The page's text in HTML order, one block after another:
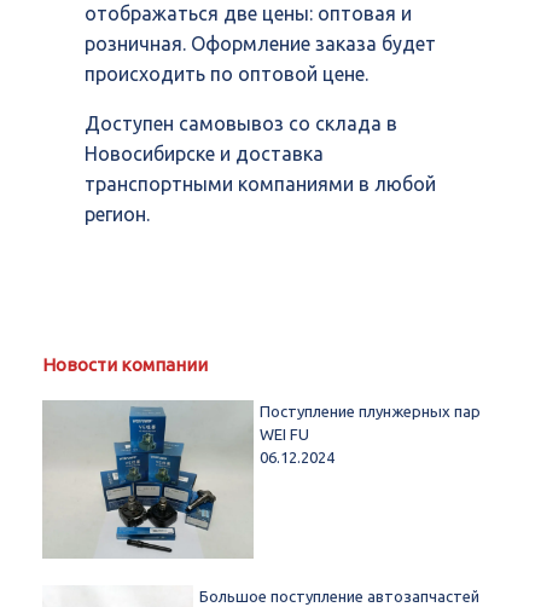
отображаться две цены: оптовая и
розничная. Оформление заказа будет
происходить по оптовой цене.
Доступен самовывоз со склада в
Новосибирске и доставка
транспортными компаниями в любой
регион.
Новости компании
Поступление плунжерных пар
WEI FU
06.12.2024
Большое поступление автозапчастей